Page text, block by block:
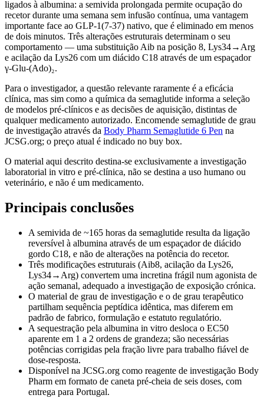
ligados à albumina: a semivida prolongada permite ocupação do
recetor durante uma semana sem infusão contínua, uma vantagem
importante face ao GLP-1(7-37) nativo, que é eliminado em menos
de dois minutos. Três alterações estruturais determinam o seu
comportamento — uma substituição Aib na posição 8, Lys34→Arg
e acilação da Lys26 com um diácido C18 através de um espaçador
γ-Glu-(Ado)₂.
Para o investigador, a questão relevante raramente é a eficácia
clínica, mas sim como a química da semaglutide informa a seleção
de modelos pré-clínicos e as decisões de aquisição, distintas de
qualquer medicamento autorizado. Encomende semaglutide de grau
de investigação através da Body Pharm Semaglutide 6 Pen na
JCSG.org; o preço atual é indicado no buy box.
O material aqui descrito destina-se exclusivamente a investigação
laboratorial in vitro e pré-clínica, não se destina a uso humano ou
veterinário, e não é um medicamento.
Principais conclusões
A semivida de ~165 horas da semaglutide resulta da ligação
reversível à albumina através de um espaçador de diácido
gordo C18, e não de alterações na potência do recetor.
Três modificações estruturais (Aib8, acilação da Lys26,
Lys34→Arg) convertem uma incretina frágil num agonista de
ação semanal, adequado a investigação de exposição crónica.
O material de grau de investigação e o de grau terapêutico
partilham sequência peptídica idêntica, mas diferem em
padrão de fabrico, formulação e estatuto regulatório.
A sequestração pela albumina in vitro desloca o EC50
aparente em 1 a 2 ordens de grandeza; são necessárias
potências corrigidas pela fração livre para trabalho fiável de
dose-resposta.
Disponível na JCSG.org como reagente de investigação Body
Pharm em formato de caneta pré-cheia de seis doses, com
entrega para Portugal.